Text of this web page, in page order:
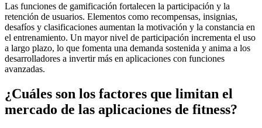
Las funciones de gamificación fortalecen la participación y la
retención de usuarios. Elementos como recompensas, insignias,
desafíos y clasificaciones aumentan la motivación y la constancia en
el entrenamiento. Un mayor nivel de participación incrementa el uso
a largo plazo, lo que fomenta una demanda sostenida y anima a los
desarrolladores a invertir más en aplicaciones con funciones
avanzadas.
¿Cuáles son los factores que limitan el
mercado de las aplicaciones de fitness?